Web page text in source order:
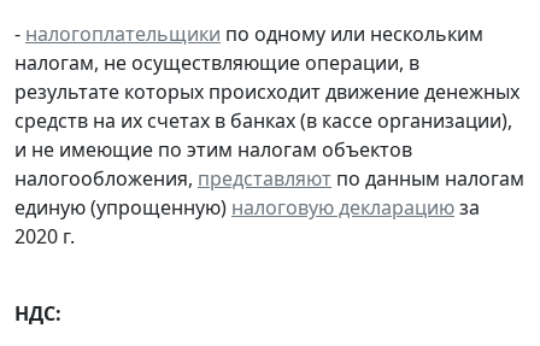
- налогоплательщики по одному или нескольким
налогам, не осуществляющие операции, в
результате которых происходит движение денежных
средств на их счетах в банках (в кассе организации),
и не имеющие по этим налогам объектов
налогообложения, представляют по данным налогам
единую (упрощенную) налоговую декларациюза
2020 г.
НДС: